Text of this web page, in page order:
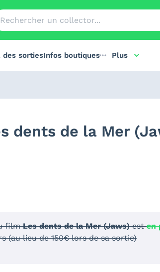
des sortiesInfos boutiques Plus
dents de la Mer
filmLes dents de la Mer (Jaws)esten
(au lieu de 150€ lors de sa sortie)